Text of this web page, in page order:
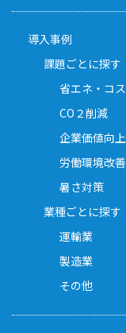
導入事例
課題ごとに探す
省エネ・コ
CO２削減
企業価値向上
労働環境改善
暑さ対策
業種ごとに探す
運輸業
製造業
その他